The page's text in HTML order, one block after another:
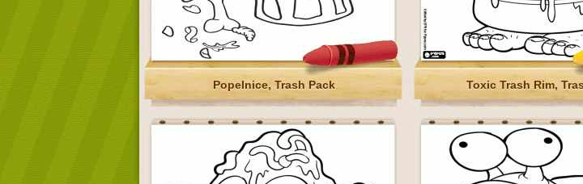
Popelnice, Trash Pack Toxic Trash Rim,